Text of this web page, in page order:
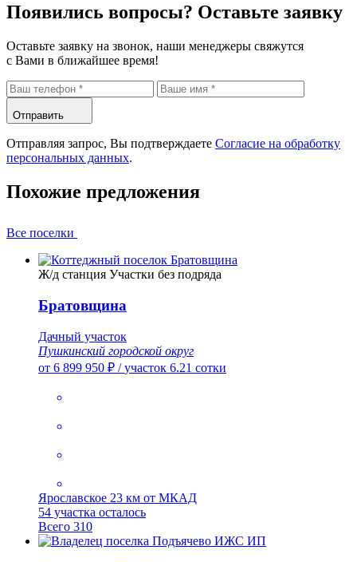
Появились вопросы? Оставьте заявку
Оставьте заявку на звонок, наши менеджеры свяжутся
с Вами в ближайшее время!
Отправить
Отправляя запрос, Вы подтверждаете Согласие на обработку
персональных данных.
Похожие предложения
Все поселки
Ж/д станция Участки без подряда
Братовщина
Дачный участок
Пушкинский городской округ
от 6 899 950 ₽ /участок 6.21 сотки
Ярославское 23 км от МКАД
54 участка осталось
Всего 310